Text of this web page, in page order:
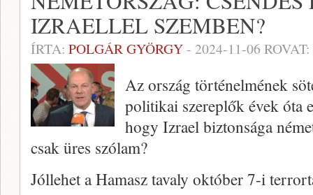
IZRAELLEL SZEMBEN?
ÍRTA: POLGÁR GYÖRGY- 2024-11-06 ROVAT:
Az ország történelmének
politikai szereplők évek óta
hogy Izrael biztonsága
csak üres szólam?
Jóllehet a Hamasz tavaly október 7-i